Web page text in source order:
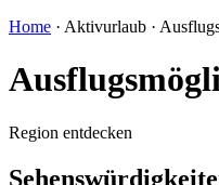
Home · Aktivurlaub ·
Region entdecken